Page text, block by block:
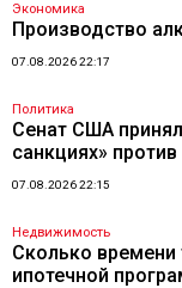
Экономика
Производство
07.08.2026 22:17
Политика
Сенат США
санкциях»
07.08.2026 22:15
Недвижимость
Сколько времени
ипотечной